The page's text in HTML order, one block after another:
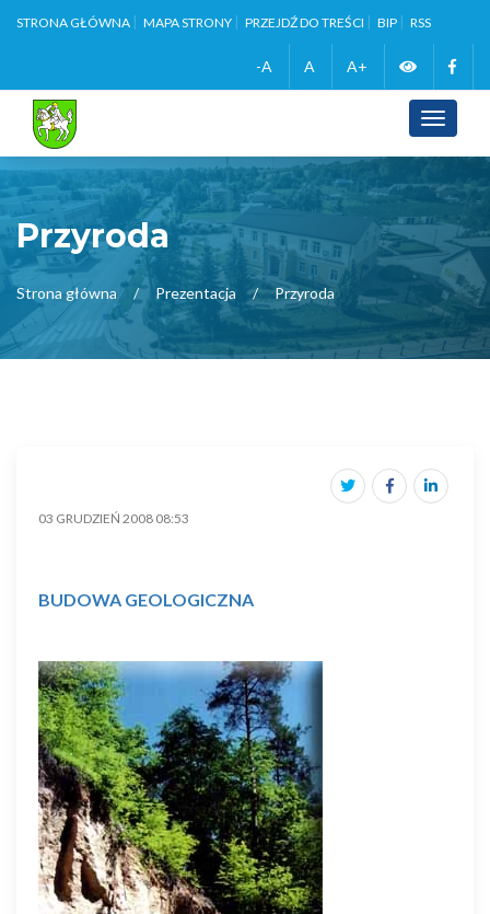
STRONA GŁÓWNA MAPA STRONY PRZEJDŹ DO TREŚCI BIP RSS
-A A A+ Zmień
wersję
Toggle
Przyroda
Strona główna Prezentacja Przyroda
03 GRUDZIEŃ 2008 08:53
BUDOWA GEOLOGICZNA